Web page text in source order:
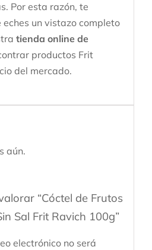
Por esta razón, te
un vistazo completo
tienda online de
productos Frit
del mercado.
aún.
“Cóctel de Frutos
Sal Frit Ravich 100g”
electrónico no será